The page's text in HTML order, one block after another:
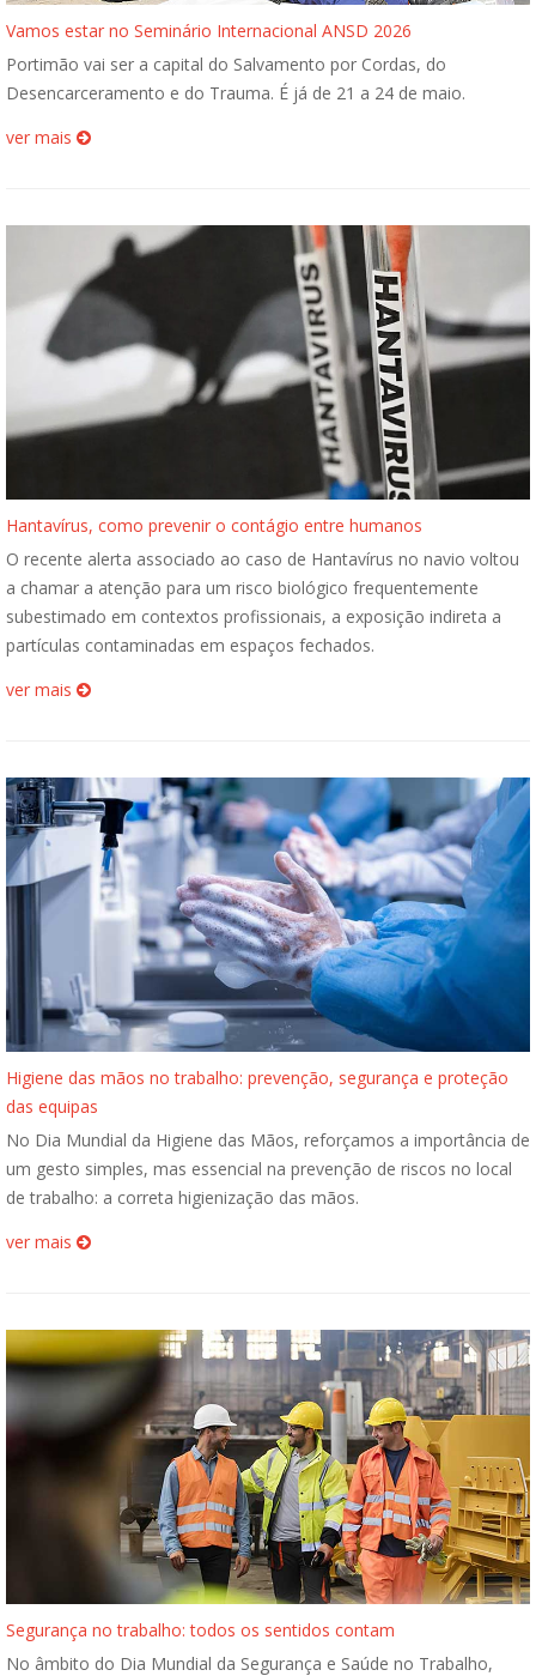
Vamos estar no Seminário Internacional ANSD 2026
Portimão vai ser a capital do Salvamento por Cordas, do
Desencarceramento e do Trauma. É já de 21 a 24 de maio.
ver mais
Hantavírus, como prevenir o contágio entre humanos
O recente alerta associado ao caso de Hantavírus no navio voltou
a chamar a atenção para um risco biológico frequentemente
subestimado em contextos profissionais, a exposição indireta a
partículas contaminadas em espaços fechados.
ver mais
Higiene das mãos no trabalho: prevenção, segurança e proteção
das equipas
No Dia Mundial da Higiene das Mãos, reforçamos a importância de
um gesto simples, mas essencial na prevenção de riscos no local
de trabalho: a correta higienização das mãos.
ver mais
Segurança no trabalho: todos os sentidos contam
No âmbito do Dia Mundial da Segurança e Saúde no Trabalho,